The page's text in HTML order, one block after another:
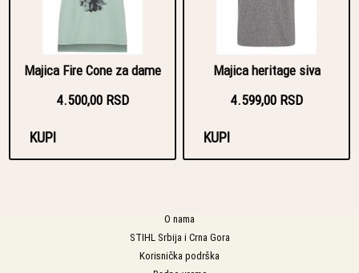
Majica Fire Cone za dame
4.500,00 RSD
KUPI
Majica heritage siva
4.599,00 RSD
KUPI
O nama
STIHL Srbija i Crna Gora
Korisnička podrška